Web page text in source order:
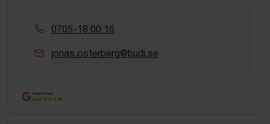
0705-18 00 16
jonas.osterberg@budi.se
Google Rating
4.5